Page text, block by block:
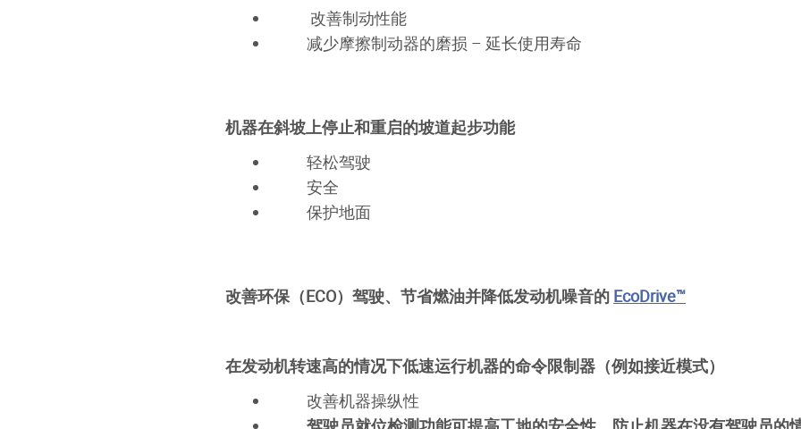
改善制动性能
减少摩擦制动器的磨损 – 延长使用寿命
机器在斜坡上停止和重启的坡道起步功能
轻松驾驶
安全
保护地面
改善环保（ECO）驾驶、节省燃油并降低发动机噪音的 EcoDrive™
在发动机转速高的情况下低速运行机器的命令限制器（例如接近模式）
改善机器操纵性